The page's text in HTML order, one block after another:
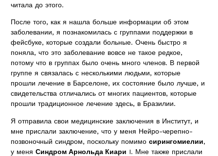
читала до этого.
После того, как я нашла больше информации об этом
заболевании, я познакомилась с группами поддержки в
фейсбуке, которые создали больные. Очень быстро я
поняла, что это заболевание вовсе не такое редкое,
потому что в группах было очень много членов. В первой
группе я связалась с несколькими людьми, которые
прошли лечение в Барселоне, их состояние было лучше, и
свидетельства отличались от многих пациентов, которые
прошли традиционное лечение здесь, в Бразилии.
Я отправила свои медицинские заключения в Институт, и
мне прислали заключение, что у меня Нейро-черепно-
позвоночный синдром, поскольку помимосирингомиелии,
у меняСиндром Арнольда Киари I. Мне также прислали